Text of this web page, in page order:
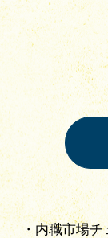
・内職市場